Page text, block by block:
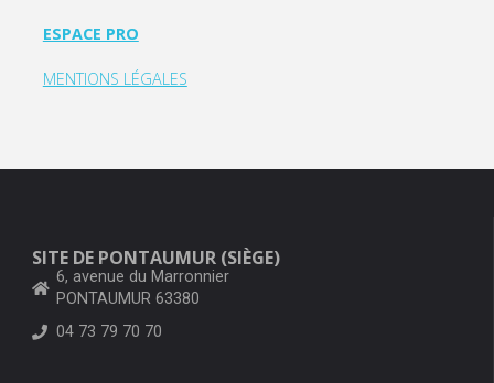
ESPACE PRO
MENTIONS LÉGALES
SITE DE PONTAUMUR (SIÈGE)
6, avenue du Marronnier
PONTAUMUR 63380
04 73 79 70 70